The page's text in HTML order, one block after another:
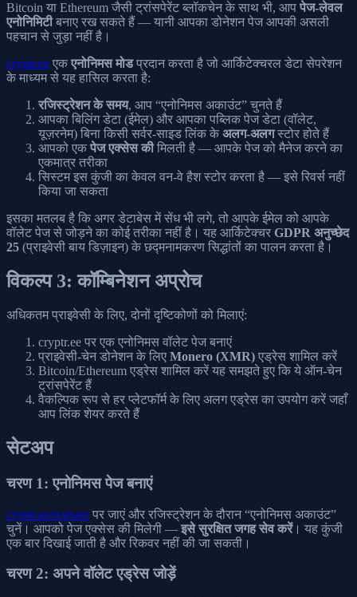
Bitcoin या Ethereum जैसी ट्रांसपेरेंट ब्लॉकचेन के साथ भी, आप पेज-लेवल
एनोनिमिटीबनाए रख सकते हैं — यानी आपका डोनेशन पेज आपकी असली
पहचान से जुड़ा नहीं है।
cryptr.ee एक एनोनिमस मोडप्रदान करता है जो आर्किटेक्चरल डेटा सेपरेशन
के माध्यम से यह हासिल करता है:
रजिस्ट्रेशन के समय, आप “एनोनिमस अकाउंट” चुनते हैं
आपका बिलिंग डेटा (ईमेल) और आपका पब्लिक पेज डेटा (वॉलेट,
यूज़रनेम) बिना किसी सर्वर-साइड लिंक के अलग-अलगस्टोर होते हैं
आपको एक पेज एक्सेस कीमिलती है — आपके पेज को मैनेज करने का
एकमात्र तरीका
सिस्टम इस कुंजी का केवल वन-वे हैश स्टोर करता है — इसे रिवर्स नहीं
किया जा सकता
इसका मतलब है कि अगर डेटाबेस में सेंध भी लगे, तो आपके ईमेल को आपके
वॉलेट पेज से जोड़ने का कोई तरीका नहीं है। यह आर्किटेक्चर GDPR अनुच्छेद
25 (प्राइवेसी बाय डिज़ाइन) के छद्मनामकरण सिद्धांतों का पालन करता है।
विकल्प 3: कॉम्बिनेशन अप्रोच
अधिकतम प्राइवेसी के लिए, दोनों दृष्टिकोणों को मिलाएं:
cryptr.ee पर एक एनोनिमस वॉलेट पेज बनाएं
प्राइवेसी-चेन डोनेशन के लिए Monero (XMR) एड्रेस शामिल करें
Bitcoin/Ethereum एड्रेस शामिल करें यह समझते हुए कि ये ऑन-चेन
ट्रांसपेरेंट हैं
वैकल्पिक रूप से हर प्लेटफॉर्म के लिए अलग एड्रेस का उपयोग करें जहाँ
आप लिंक शेयर करते हैं
सेटअप
चरण 1: एनोनिमस पेज बनाएं
cryptr.ee/registerपर जाएं और रजिस्ट्रेशन के दौरान “एनोनिमस अकाउंट”
चुनें। आपको पेज एक्सेस की मिलेगी — इसे सुरक्षित जगह सेव करें। यह कुंजी
एक बार दिखाई जाती है और रिकवर नहीं की जा सकती।
चरण 2: अपने वॉलेट एड्रेस जोड़ें